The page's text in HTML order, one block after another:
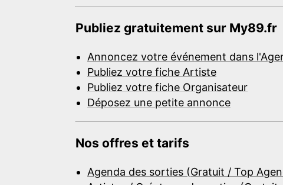
Publiez gratuitement sur My89.fr
Annoncez votre événement dans
Publiez votre fiche Artiste
Publiez votre fiche Organisateur
Déposez une petite annonce
Nos offres et tarifs
Agenda des sorties (Gratuit / Top